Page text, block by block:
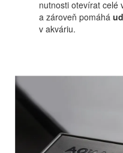
nutnosti otevírat celé
a zároveň pomáhá
v akváriu.